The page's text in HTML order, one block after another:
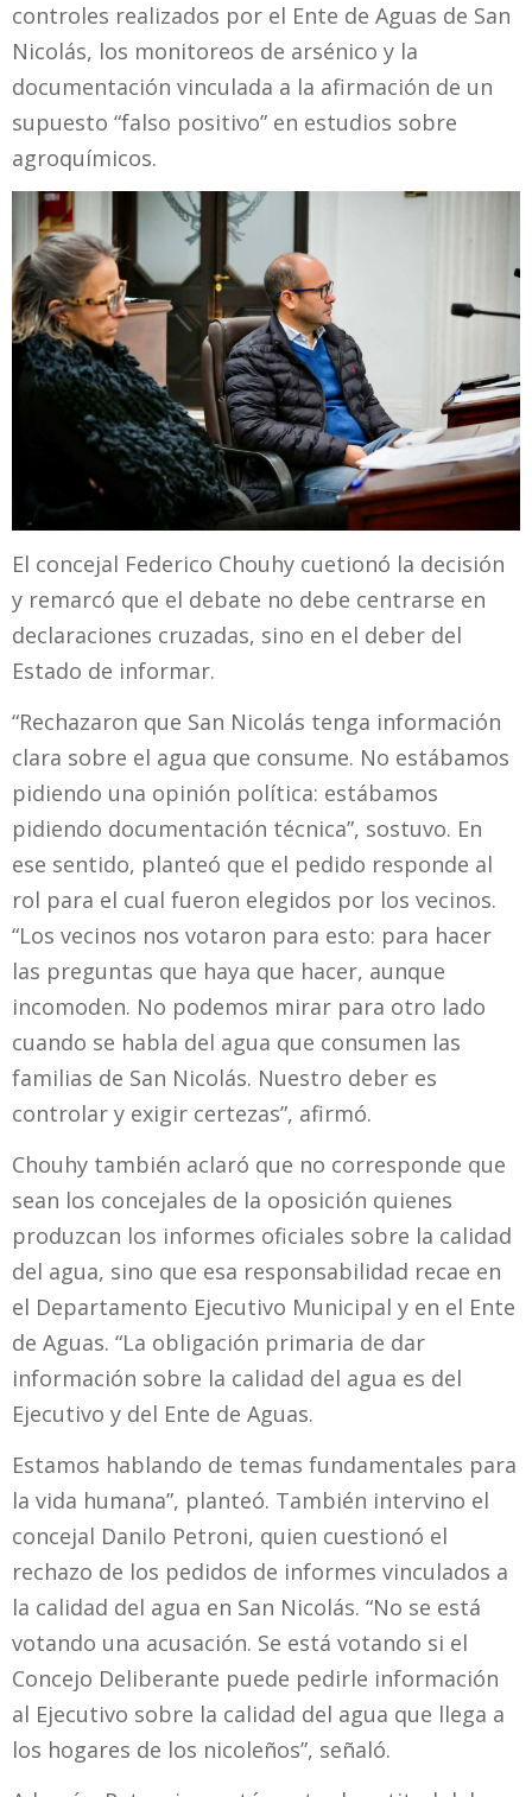
controles realizados por el Ente de Aguas de San
Nicolás, los monitoreos de arsénico y la
documentación vinculada a la afirmación de un
supuesto “falso positivo” en estudios sobre
agroquímicos.
El concejal Federico Chouhy cuetionó la decisión
y remarcó que el debate no debe centrarse en
declaraciones cruzadas, sino en el deber del
Estado de informar.
“Rechazaron que San Nicolás tenga información
clara sobre el agua que consume. No estábamos
pidiendo una opinión política: estábamos
pidiendo documentación técnica”, sostuvo. En
ese sentido, planteó que el pedido responde al
rol para el cual fueron elegidos por los vecinos.
“Los vecinos nos votaron para esto: para hacer
las preguntas que haya que hacer, aunque
incomoden. No podemos mirar para otro lado
cuando se habla del agua que consumen las
familias de San Nicolás. Nuestro deber es
controlar y exigir certezas”, afirmó.
Chouhy también aclaró que no corresponde que
sean los concejales de la oposición quienes
produzcan los informes oficiales sobre la calidad
del agua, sino que esa responsabilidad recae en
el Departamento Ejecutivo Municipal y en el Ente
de Aguas. “La obligación primaria de dar
información sobre la calidad del agua es del
Ejecutivo y del Ente de Aguas.
Estamos hablando de temas fundamentales para
la vida humana”, planteó. También intervino el
concejal Danilo Petroni, quien cuestionó el
rechazo de los pedidos de informes vinculados a
la calidad del agua en San Nicolás. “No se está
votando una acusación. Se está votando si el
Concejo Deliberante puede pedirle información
al Ejecutivo sobre la calidad del agua que llega a
los hogares de los nicoleños”, señaló.